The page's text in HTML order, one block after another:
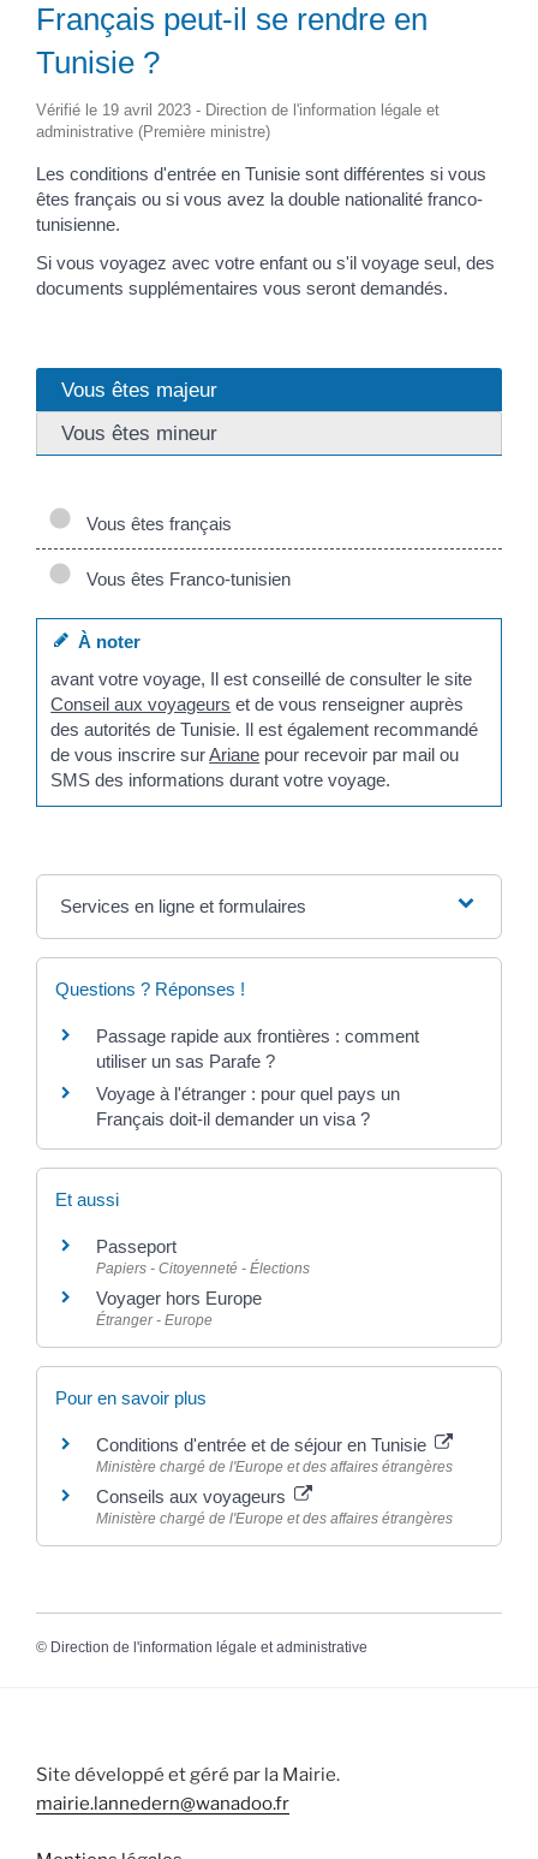
Français peut-il se rendre en
Tunisie ?
Vérifié le 19 avril 2023 - Direction de l'information légale et
administrative (Première ministre)
Les conditions d'entrée en Tunisie sont différentes si vous
êtes français ou si vous avez la double nationalité franco-
tunisienne.
Si vous voyagez avec votre enfant ou s'il voyage seul, des
documents supplémentaires vous seront demandés.
Vous êtes majeur
Vous êtes mineur
Vous êtes français
Vous êtes Franco-tunisien
À noter
avant votre voyage, Il est conseillé de consulter le site
Conseil aux voyageurs et de vous renseigner auprès
des autorités de Tunisie. Il est également recommandé
de vous inscrire surAriane pour recevoir par mail ou
SMS des informations durant votre voyage.
Services en ligne et formulaires
Questions ? Réponses !
Passage rapide aux frontières : comment
utiliser un sas Parafe ?
Voyage à l'étranger : pour quel pays un
Français doit-il demander un visa ?
Et aussi
Passeport
Papiers - Citoyenneté - Élections
Voyager hors Europe
Étranger - Europe
Pour en savoir plus
Conditions d'entrée et de séjour en Tunisie
Ministère chargé de l'Europe et des affaires étrangères
Conseils aux voyageurs
Ministère chargé de l'Europe et des affaires étrangères
© Direction de l'information légale et administrative
Site développé et géré par la Mairie.
mairie.lannedern@wanadoo.fr